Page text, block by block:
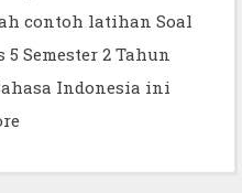
contoh latihan Soal
Semester 2 Tahun
Indonesia ini